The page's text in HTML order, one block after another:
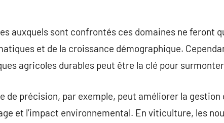
auxquels sont confrontés ces domaines ne feront
et de la croissance démographique.
agricoles durables peut être la clé pour
de précision, par exemple, peut améliorer la gestion
et l’impact environnemental. En viticulture, les